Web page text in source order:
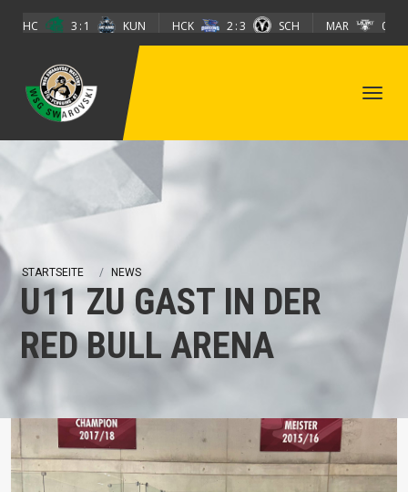
EHC 3 1 KUN HCK 2 3 SCH MAR 0 5
STARTSEITE NEWS
U11 ZU GAST IN DER
RED BULL ARENA